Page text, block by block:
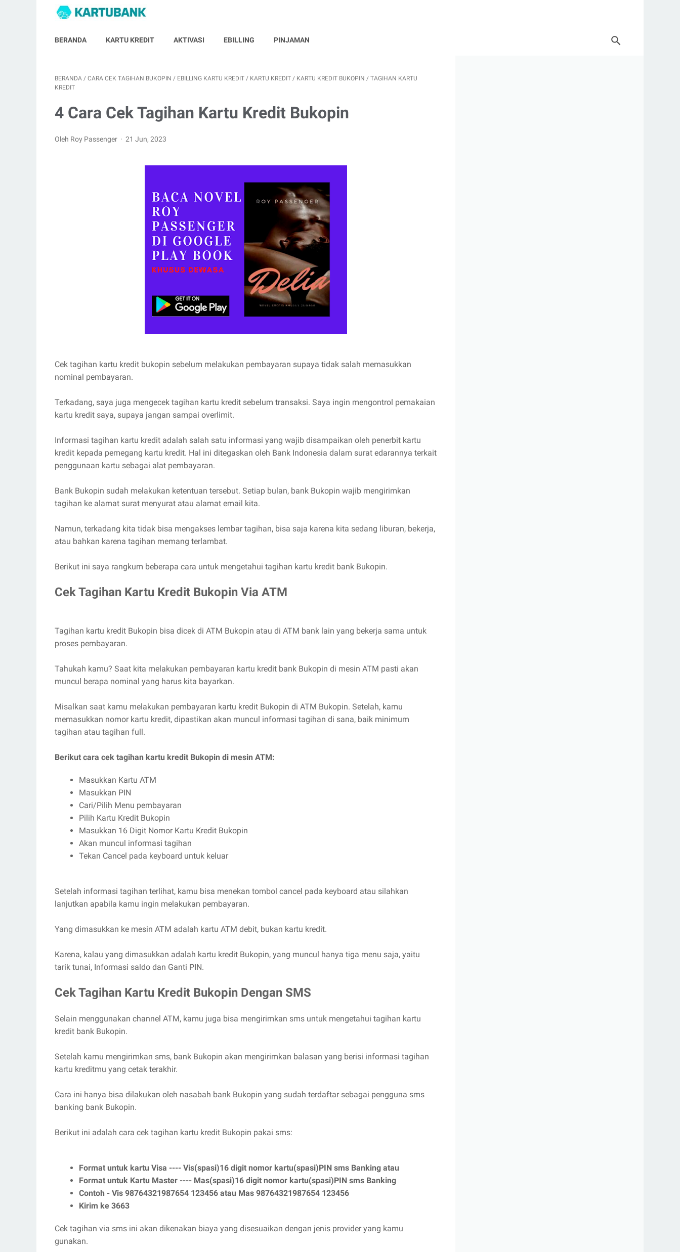
BERANDA KARTU KREDIT AKTIVASI EBILLING PINJAMAN
BERANDA / CARA CEK TAGIHAN BUKOPIN / EBILLING KARTU KREDIT / KARTU KREDIT / KARTU KREDIT BUKOPIN / TAGIHAN KARTU
KREDIT
4 Cara Cek Tagihan Kartu Kredit Bukopin
Oleh Roy Passenger 21 Jun, 2023
Cek tagihan kartu kredit bukopin sebelum melakukan pembayaran supaya tidak salah memasukkan
nominal pembayaran.
Terkadang, saya juga mengecek tagihan kartu kredit sebelum transaksi. Saya ingin mengontrol pemakaian
kartu kredit saya, supaya jangan sampai overlimit.
Informasi tagihan kartu kredit adalah salah satu informasi yang wajib disampaikan oleh penerbit kartu
kredit kepada pemegang kartu kredit. Hal ini ditegaskan oleh Bank Indonesia dalam surat edarannya terkait
penggunaan kartu sebagai alat pembayaran.
Bank Bukopin sudah melakukan ketentuan tersebut. Setiap bulan, bank Bukopin wajib mengirimkan
tagihan ke alamat surat menyurat atau alamat email kita.
Namun, terkadang kita tidak bisa mengakses lembar tagihan, bisa saja karena kita sedang liburan, bekerja,
atau bahkan karena tagihan memang terlambat.
Berikut ini saya rangkum beberapa cara untuk mengetahui tagihan kartu kredit bank Bukopin.
Cek Tagihan Kartu Kredit Bukopin Via ATM
Tagihan kartu kredit Bukopin bisa dicek di ATM Bukopin atau di ATM bank lain yang bekerja sama untuk
proses pembayaran.
Tahukah kamu? Saat kita melakukan pembayaran kartu kredit bank Bukopin di mesin ATM pasti akan
muncul berapa nominal yang harus kita bayarkan.
Misalkan saat kamu melakukan pembayaran kartu kredit Bukopin di ATM Bukopin. Setelah, kamu
memasukkan nomor kartu kredit, dipastikan akan muncul informasi tagihan di sana, baik minimum
tagihan atau tagihan full.
Berikut cara cek tagihan kartu kredit Bukopin di mesin ATM:
Masukkan Kartu ATM
Masukkan PIN
Cari/Pilih Menu pembayaran
Pilih Kartu Kredit Bukopin
Masukkan 16 Digit Nomor Kartu Kredit Bukopin
Akan muncul informasi tagihan
Tekan Cancel pada keyboard untuk keluar
Setelah informasi tagihan terlihat, kamu bisa menekan tombol cancel pada keyboard atau silahkan
lanjutkan apabila kamu ingin melakukan pembayaran.
Yang dimasukkan ke mesin ATM adalah kartu ATM debit, bukan kartu kredit.
Karena, kalau yang dimasukkan adalah kartu kredit Bukopin, yang muncul hanya tiga menu saja, yaitu
tarik tunai, Informasi saldo dan Ganti PIN.
Cek Tagihan Kartu Kredit Bukopin Dengan SMS
Selain menggunakan channel ATM, kamu juga bisa mengirimkan sms untuk mengetahui tagihan kartu
kredit bank Bukopin.
Setelah kamu mengirimkan sms, bank Bukopin akan mengirimkan balasan yang berisi informasi tagihan
kartu kreditmu yang cetak terakhir.
Cara ini hanya bisa dilakukan oleh nasabah bank Bukopin yang sudah terdaftar sebagai pengguna sms
banking bank Bukopin.
Berikut ini adalah cara cek tagihan kartu kredit Bukopin pakai sms:
Format untuk kartu Visa ---- Vis(spasi)16 digit nomor kartu(spasi)PIN sms Banking atau
Format untuk Kartu Master ---- Mas(spasi)16 digit nomor kartu(spasi)PIN sms Banking
Contoh - Vis 98764321987654 123456 atau Mas 98764321987654 123456
Kirim ke 3663
Cek tagihan via sms ini akan dikenakan biaya yang disesuaikan dengan jenis provider yang kamu
gunakan.